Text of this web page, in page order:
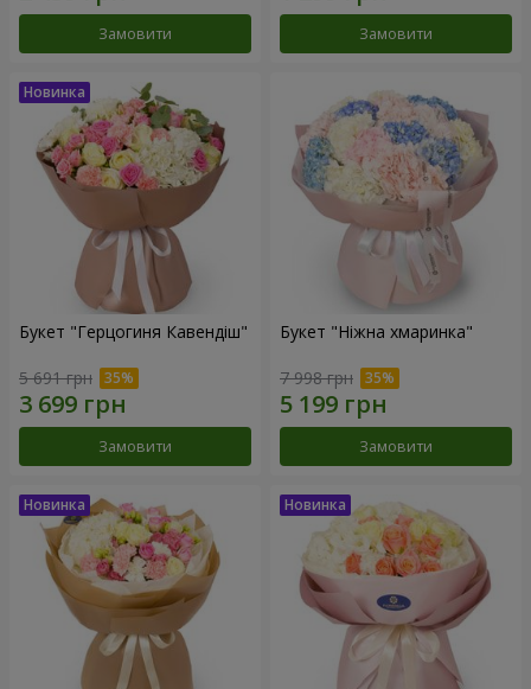
Замовити Замовити
Букет "Герцогиня Кавендіш"
5 691 грн
Замовити
Букет "Ніжна хмаринка"
7 998 грн
Замовити